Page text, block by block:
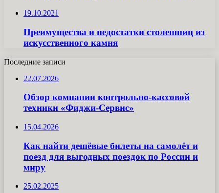
19.10.2021
Преимущества и недостатки столешниц из
искусственного камня
Последние записи
22.07.2026
Обзор компании контрольно-кассовой
техники «Фиджи-Сервис»
15.04.2026
Как найти дешёвые билеты на самолёт и
поезд для выгодных поездок по России и
миру
25.02.2025